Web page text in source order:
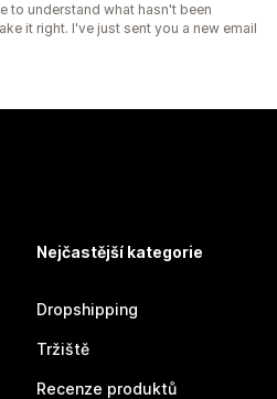
to understand what hasn't been
it right. I've just sent you a new email
Nejčastější kategorie
Dropshipping
Tržiště
Recenze produktů